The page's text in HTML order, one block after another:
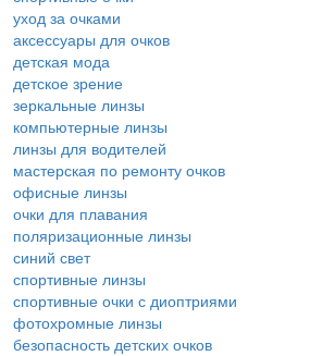
уход за очками
аксессуары для очков
детская мода
детское зрение
зеркальные линзы
компьютерные линзы
линзы для водителей
мастерская по ремонту очков
офисные линзы
очки для плавания
поляризационные линзы
синий свет
спортивные линзы
спортивные очки с диоптриями
фотохромные линзы
безопасность детских очков